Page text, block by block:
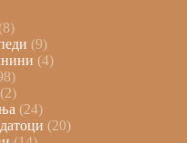
8
9
4
2
24
20